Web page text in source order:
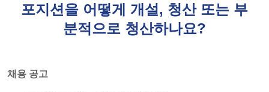
포지션을 어떻게 개설, 청산 또는 부
분적으로 청산하나요?
채용 공고